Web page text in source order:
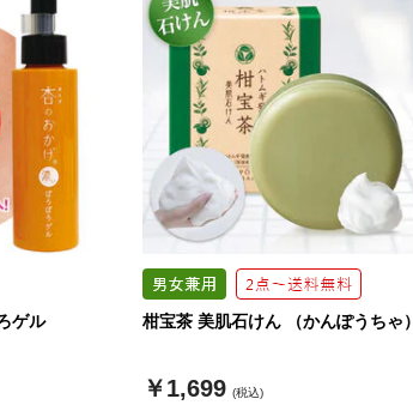
ゲル 柑宝茶 美肌石けん （かんぽうちゃ）
￥1,699 (税込)